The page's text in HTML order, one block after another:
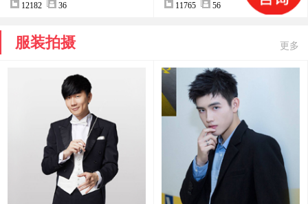
12182 36 11765 56
服装拍摄 更多